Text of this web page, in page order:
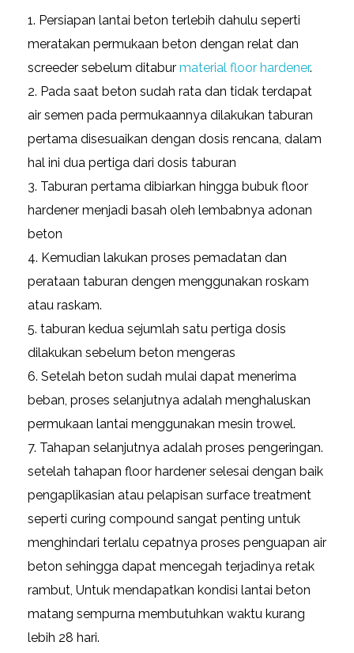
Persiapan lantai beton terlebih dahulu seperti
meratakan permukaan beton dengan relat dan
screeder sebelum ditabur material floor hardener.
Pada saat beton sudah rata dan tidak terdapat
air semen pada permukaannya dilakukan taburan
pertama disesuaikan dengan dosis rencana, dalam
hal ini dua pertiga dari dosis taburan
Taburan pertama dibiarkan hingga bubuk floor
hardener menjadi basah oleh lembabnya adonan
beton
Kemudian lakukan proses pemadatan dan
perataan taburan dengen menggunakan roskam
atau raskam.
taburan kedua sejumlah satu pertiga dosis
dilakukan sebelum beton mengeras
Setelah beton sudah mulai dapat menerima
beban, proses selanjutnya adalah menghaluskan
permukaan lantai menggunakan mesin trowel.
Tahapan selanjutnya adalah proses pengeringan.
setelah tahapan floor hardener selesai dengan baik
pengaplikasian atau pelapisan surface treatment
seperti curing compound sangat penting untuk
menghindari terlalu cepatnya proses penguapan air
beton sehingga dapat mencegah terjadinya retak
rambut, Untuk mendapatkan kondisi lantai beton
matang sempurna membutuhkan waktu kurang
lebih 28 hari.